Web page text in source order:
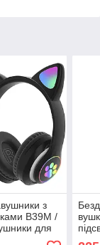
з
B39M /
для